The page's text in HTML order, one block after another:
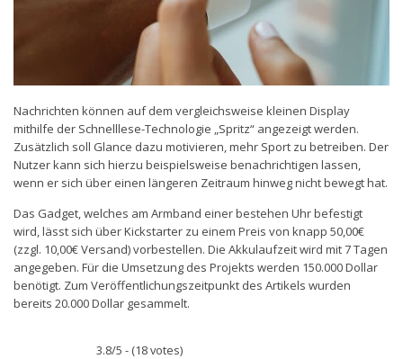
Flatrate-Datentarife
Nachrichten können auf dem vergleichsweise kleinen Display
mithilfe der Schnelllese-Technologie „Spritz“ angezeigt werden.
Zusätzlich soll Glance dazu motivieren, mehr Sport zu betreiben. Der
Nutzer kann sich hierzu beispielsweise benachrichtigen lassen,
wenn er sich über einen längeren Zeitraum hinweg nicht bewegt hat.
Das Gadget, welches am Armband einer bestehen Uhr befestigt
wird, lässt sich über Kickstarter zu einem Preis von knapp 50,00€
(zzgl. 10,00€ Versand) vorbestellen. Die Akkulaufzeit wird mit 7 Tagen
angegeben. Für die Umsetzung des Projekts werden 150.000 Dollar
benötigt. Zum Veröffentlichungszeitpunkt des Artikels wurden
bereits 20.000 Dollar gesammelt.
3.8/5 - (18 votes)